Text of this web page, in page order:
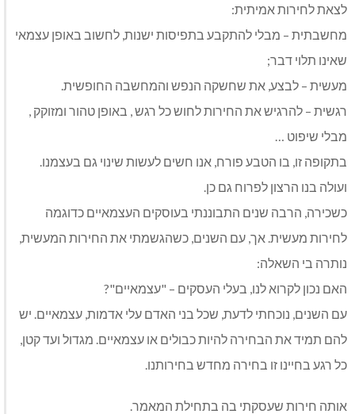
לצאת לחירות אמיתית:
מחשבתית – מבלי להתקבע בתפיסות ישנות, לחשוב באופן עצמאי
שאינו תלוי דבר;
מעשית – לבצע, את שחשקה הנפש והמחשבה החופשית.
רגשית – להרגיש את החירות לחוש כל רגש , באופן טהור ומזוקק ,
מבלי שיפוט …
בתקופה זו, בו הטבע פורח, אנו חשים לעשות שינוי גם בעצמנו.
ועולה בנו הרצון לפרוח גם כן.
כשכירה, הרבה שנים התבוננתי בעוסקים העצמאיים כדוגמה
לחירות מעשית. אך, עם השנים, כשהגשמתי את החירות המעשית,
נותרה בי השאלה:
האם נכון לקרוא לנו, בעלי העסקים – "עצמאיים"?
עם השנים, נוכחתי לדעת, שכל בני האדם עלי אדמות, עצמאיים. יש
להם תמיד את הבחירה להיות כבולים או עצמאיים. מגדול ועד קטן,
כל רגע בחיינו זו בחירה מחדש בחירותנו.
אותה חירות שעסקתי בה בתחילת המאמר.